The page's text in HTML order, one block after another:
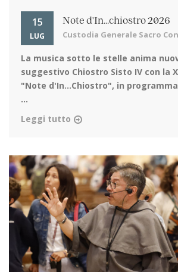
15
LUG
Note d'In...chiostro 2026
Custodia Generale Sacro
La musica sotto le stelle anima
suggestivo Chiostro Sisto IV con la
"Note d'In…Chiostro", in
...
Leggi tutto